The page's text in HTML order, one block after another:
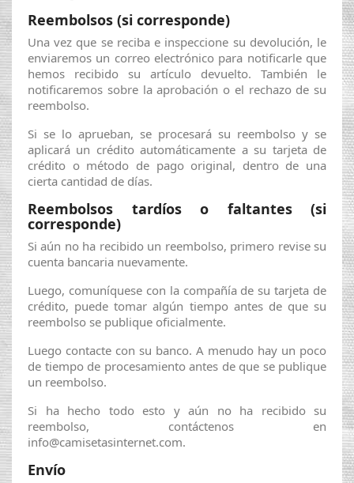
Reembolsos (si corresponde)
Una vez que se reciba e inspeccione su devolución, le
enviaremos un correo electrónico para notificarle que
hemos recibido su artículo devuelto. También le
notificaremos sobre la aprobación o el rechazo de su
reembolso.
Si se lo aprueban, se procesará su reembolso y se
aplicará un crédito automáticamente a su tarjeta de
crédito o método de pago original, dentro de una
cierta cantidad de días.
Reembolsos tardíos o faltantes (si
corresponde)
Si aún no ha recibido un reembolso, primero revise su
cuenta bancaria nuevamente.
Luego, comuníquese con la compañía de su tarjeta de
crédito, puede tomar algún tiempo antes de que su
reembolso se publique oficialmente.
Luego contacte con su banco. A menudo hay un poco
de tiempo de procesamiento antes de que se publique
un reembolso.
Si ha hecho todo esto y aún no ha recibido su
reembolso, contáctenos en
info@camisetasinternet.com.
Envío